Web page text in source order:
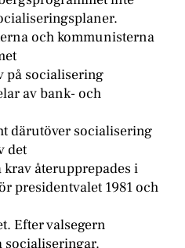
och kommunisterna
på socialisering
av bank- och
därutöver socialisering
det
återupprepades i
presidentvalet 1981 och
Efter valsegern
socialiseringar.